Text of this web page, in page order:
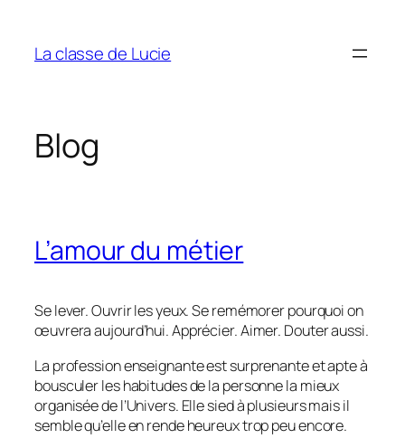
contenu
La classe de Lucie
Blog
L’amour du métier
Se lever. Ouvrir les yeux. Se remémorer pourquoi on
œuvrera aujourd’hui. Apprécier. Aimer. Douter aussi.
La profession enseignante est surprenante et apte à
bousculer les habitudes de la personne la mieux
organisée de l’Univers. Elle sied à plusieurs mais il
semble qu’elle en rende heureux trop peu encore.